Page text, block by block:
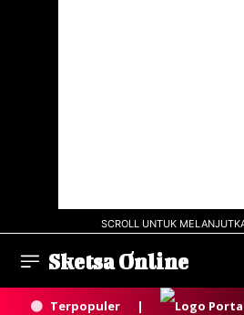
SCROLL UNTUK
Sketsa Online
Terpopuler |